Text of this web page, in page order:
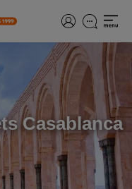
Casablanca